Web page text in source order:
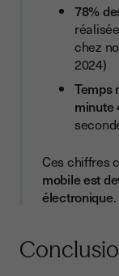
78%
chez
2024)
Temps
minute
Ces chiffres
mobile est
électronique.